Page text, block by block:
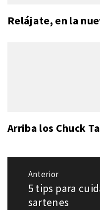
Relájate, en la
Arriba los Chuck
Navegación
entradas
Anterior
Entrada
anterior:
5 tips para
sartenes